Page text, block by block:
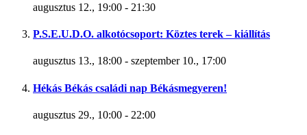
augusztus 12., 19:00 - 21:30
P.S.E.U.D.O. alkotócsoport: Köztes terek – kiállítás
augusztus 13., 18:00 - szeptember 10., 17:00
Hékás Békás családi nap Békásmegyeren!
augusztus 29., 10:00 - 22:00